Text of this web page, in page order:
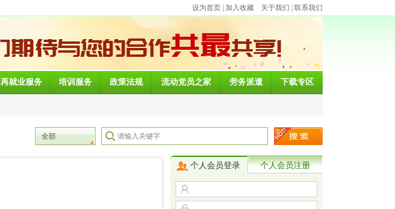
设为首页 加入收藏 关于我们 联系我们
就业服务 培训服务 政策法规 流动党员之家 劳务派遣 下载专区
全部
个人会员登录 个人会员注册